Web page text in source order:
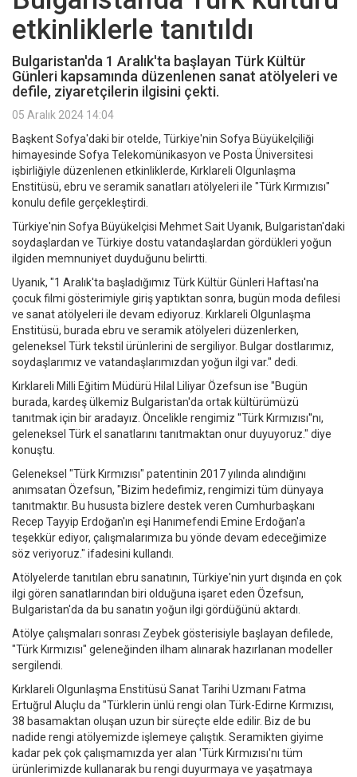
etkinliklerle tanıtıldı
Bulgaristan'da 1 Aralık'ta başlayan Türk Kültür
Günleri kapsamında düzenlenen sanat atölyeleri ve
defile, ziyaretçilerin ilgisini çekti.
05 Aralık 2024 14:04
Başkent Sofya'daki bir otelde, Türkiye'nin Sofya Büyükelçiliği
himayesinde Sofya Telekomünikasyon ve Posta Üniversitesi
işbirliğiyle düzenlenen etkinliklerde, Kırklareli Olgunlaşma
Enstitüsü, ebru ve seramik sanatları atölyeleri ile "Türk Kırmızısı"
konulu defile gerçekleştirdi.
Türkiye'nin Sofya Büyükelçisi Mehmet Sait Uyanık, Bulgaristan'daki
soydaşlardan ve Türkiye dostu vatandaşlardan gördükleri yoğun
ilgiden memnuniyet duyduğunu belirtti.
Uyanık, "1 Aralık'ta başladığımız Türk Kültür Günleri Haftası'na
çocuk filmi gösterimiyle giriş yaptıktan sonra, bugün moda defilesi
ve sanat atölyeleri ile devam ediyoruz. Kırklareli Olgunlaşma
Enstitüsü, burada ebru ve seramik atölyeleri düzenlerken,
geleneksel Türk tekstil ürünlerini de sergiliyor. Bulgar dostlarımız,
soydaşlarımız ve vatandaşlarımızdan yoğun ilgi var." dedi.
Kırklareli Milli Eğitim Müdürü Hilal Liliyar Özefsun ise "Bugün
burada, kardeş ülkemiz Bulgaristan'da ortak kültürümüzü
tanıtmak için bir aradayız. Öncelikle rengimiz ''Türk Kırmızısı''nı,
geleneksel Türk el sanatlarını tanıtmaktan onur duyuyoruz." diye
konuştu.
Geleneksel "Türk Kırmızısı" patentinin 2017 yılında alındığını
anımsatan Özefsun, "Bizim hedefimiz, rengimizi tüm dünyaya
tanıtmaktır. Bu hususta bizlere destek veren Cumhurbaşkanı
Recep Tayyip Erdoğan'ın eşi Hanımefendi Emine Erdoğan'a
teşekkür ediyor, çalışmalarımıza bu yönde devam edeceğimize
söz veriyoruz." ifadesini kullandı.
Atölyelerde tanıtılan ebru sanatının, Türkiye'nin yurt dışında en çok
ilgi gören sanatlarından biri olduğuna işaret eden Özefsun,
Bulgaristan'da da bu sanatın yoğun ilgi gördüğünü aktardı.
Atölye çalışmaları sonrası Zeybek gösterisiyle başlayan defilede,
"Türk Kırmızısı" geleneğinden ilham alınarak hazırlanan modeller
sergilendi.
Kırklareli Olgunlaşma Enstitüsü Sanat Tarihi Uzmanı Fatma
Ertuğrul Aluçlu da "Türklerin ünlü rengi olan Türk-Edirne Kırmızısı,
38 basamaktan oluşan uzun bir süreçte elde edilir. Biz de bu
nadide rengi atölyemizde işlemeye çalıştık. Seramikten giyime
kadar pek çok çalışmamızda yer alan 'Türk Kırmızısı'nı tüm
ürünlerimizde kullanarak bu rengi duyurmaya ve yaşatmaya